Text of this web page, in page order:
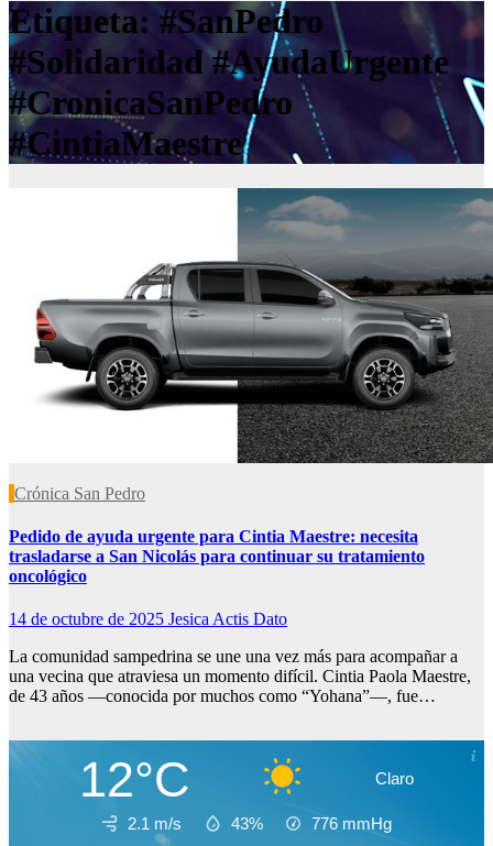
Etiqueta: #SanPedro
#Solidaridad #AyudaUrgente
#CronicaSanPedro
#CintiaMaestre
Crónica San Pedro
Pedido de ayuda urgente para Cintia Maestre: necesita
trasladarse a San Nicolás para continuar su tratamiento
oncológico
14 de octubre de 2025 Jesica Actis Dato
La comunidad sampedrina se une una vez más para acompañar a
una vecina que atraviesa un momento difícil. Cintia Paola Maestre,
de 43 años —conocida por muchos como “Yohana”—, fue…
12°C Claro
2.1 m/s 43% 776 mmHg